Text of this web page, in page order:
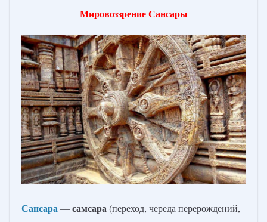
Мировоззрение Сансары
Сансара—самсара(переход, череда перерождений,